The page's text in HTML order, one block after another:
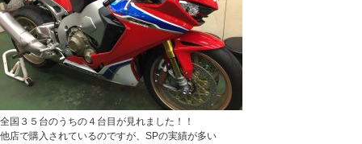
全国３５台のうちの４台目が見れました！！
他店で購入されているのですが、SPの実績が多い